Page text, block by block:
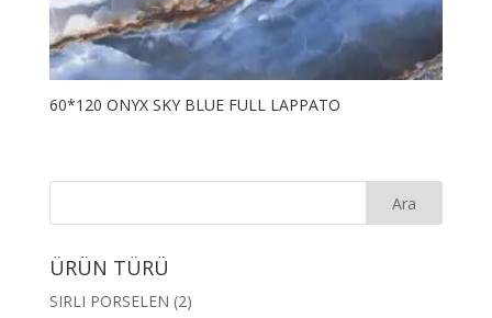
60*120 ONYX SKY BLUE FULL LAPPATO
ÜRÜN TÜRÜ
SIRLI PORSELEN (2)